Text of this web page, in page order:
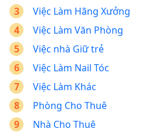
Việc Làm Hãng Xưởng
Việc Làm Văn Phòng
Việc nhà Giữ trẻ
Việc Làm Nail Tóc
Việc Làm Khác
Phòng Cho Thuê
Nhà Cho Thuê